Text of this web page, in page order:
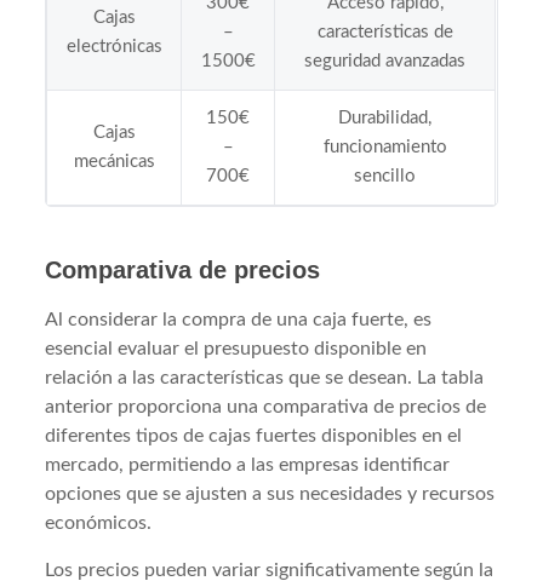
Cajas
electrónicas
–
1500€
características de
seguridad avanzadas
Cajas
mecánicas
150€
–
700€
Durabilidad,
funcionamiento
sencillo
Comparativa de precios
Al considerar la compra de una caja fuerte, es
esencial evaluar el presupuesto disponible en
relación a las características que se desean. La tabla
anterior proporciona una comparativa de precios de
diferentes tipos de cajas fuertes disponibles en el
mercado, permitiendo a las empresas identificar
opciones que se ajusten a sus necesidades y recursos
económicos.
Los precios pueden variar significativamente según la